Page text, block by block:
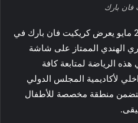
فان بارك
الهندي الممتاز على شاشة
الرياضة لمتابعة كافة
لأكاديمية المجلس الدولي
منطقة مخصصة للأطفال